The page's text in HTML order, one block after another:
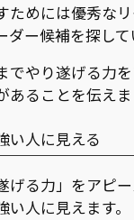
ためには優秀な
ー候補を探して
やり遂げる力を
あることを伝えま
い人に見える
げる力」をアピー
人に見えます。